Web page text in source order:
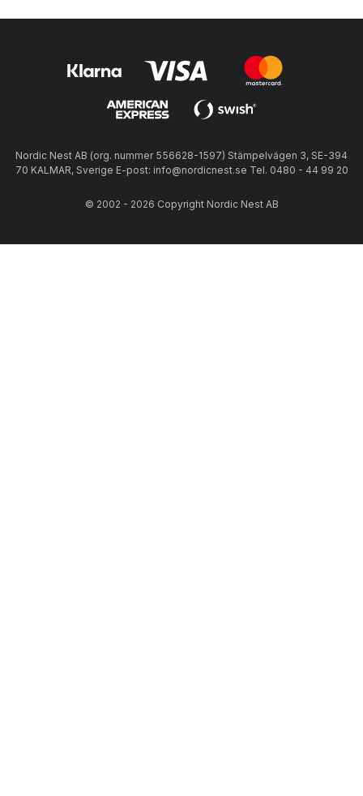
Nordic Nest AB (org. nummer 556628-1597) Stämpelvägen 3, SE-394
70 KALMAR, Sverige E-post: info@nordicnest.se Tel. 0480 - 44 99 20
© 2002 - 2026 Copyright Nordic Nest AB